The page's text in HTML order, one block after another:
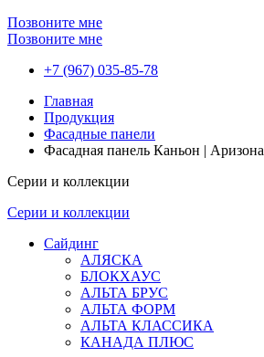
Позвоните мне
Позвоните мне
+7 (967) 035-85-78
Главная
Продукция
Фасадные панели
Фасадная панель Каньон | Аризона
Серии и коллекции
Серии и коллекции
Сайдинг
АЛЯСКА
БЛОКХАУС
АЛЬТА БРУС
АЛЬТА ФОРМ
АЛЬТА КЛАССИКА
КАНАДА ПЛЮС